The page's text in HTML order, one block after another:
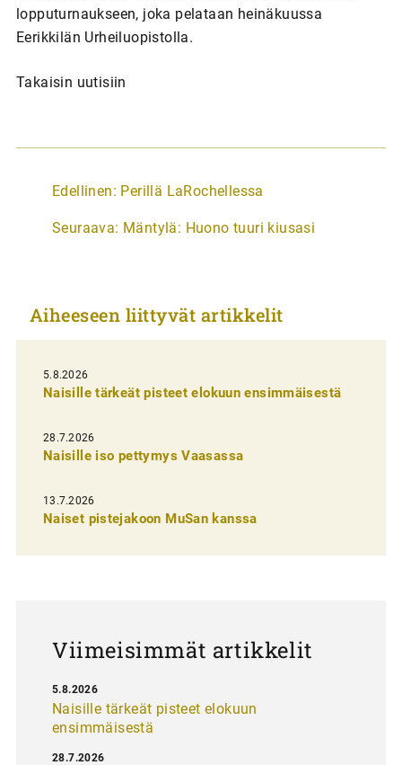
lopputurnaukseen, joka pelataan heinäkuussa
Eerikkilän Urheiluopistolla.
Takaisin uutisiin
A
t
k
e
l
i
e
n
e
Edellinen: Perillä LaRochellessa
Seuraava: Mäntylä: Huono tuuri kiusasi
Aiheeseen liittyvät artikkelit
5.8.2026
Naisille tärkeät pisteet elokuun ensimmäisestä
28.7.2026
Naisille iso pettymys Vaasassa
13.7.2026
Naiset pistejakoon MuSan kanssa
Viimeisimmät artikkelit
Naisille tärkeät pisteet elokuun
ensimmäisestä
5.8.2026
28.7.2026